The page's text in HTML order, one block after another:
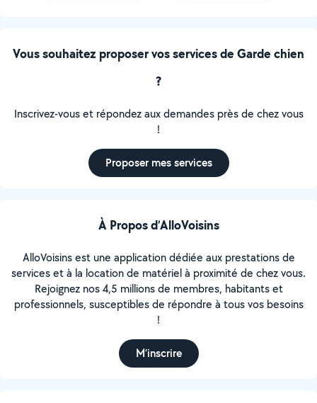
Vous souhaitez proposer vos services de Garde chien
?
Inscrivez-vous et répondez aux demandes près de chez vous
!
Proposer mes services
À Propos d’AlloVoisins
AlloVoisins est une application dédiée aux prestations de
services et à la location de matériel à proximité de chez vous.
Rejoignez nos 4,5 millions de membres, habitants et
professionnels, susceptibles de répondre à tous vos besoins
!
M’inscrire